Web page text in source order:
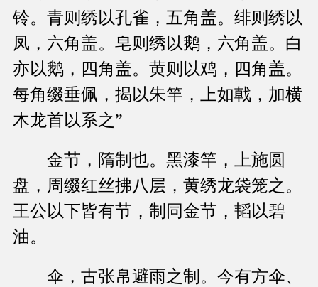
铃。青则绣以孔雀，五角盖。绯则绣以
凤，六角盖。皂则绣以鹅，六角盖。白
亦以鹅，四角盖。黄则以鸡，四角盖。
每角缀垂佩，揭以朱竿，上如戟，加横
木龙首以系之”
金节，隋制也。黑漆竿，上施圆
盘，周缀红丝拂八层，黄绣龙袋笼之。
王公以下皆有节，制同金节，韬以碧
油。
伞，古张帛避雨之制。今有方伞、